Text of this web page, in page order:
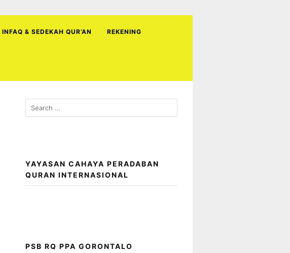
INFAQ & SEDEKAH QUR’AN REKENING
Search
for:
YAYASAN CAHAYA PERADABAN
QURAN INTERNASIONAL
PSB RQ PPA GORONTALO